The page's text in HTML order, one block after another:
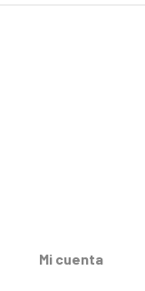
Mi cuenta